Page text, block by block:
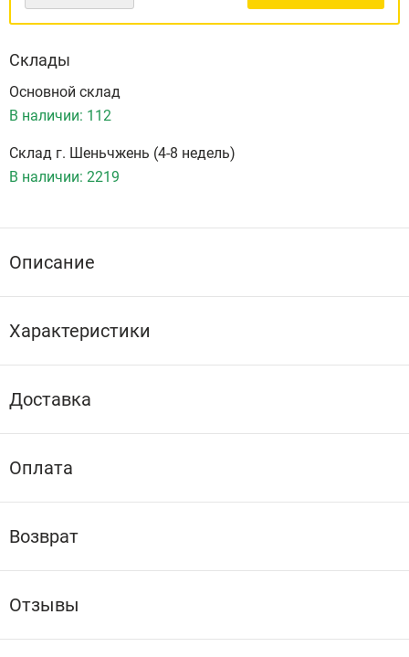
Склады
Основной склад
В наличии: 112
Склад г. Шеньчжень (4-8 недель)
В наличии: 2219
Описание
Характеристики
Доставка
Оплата
Возврат
Отзывы